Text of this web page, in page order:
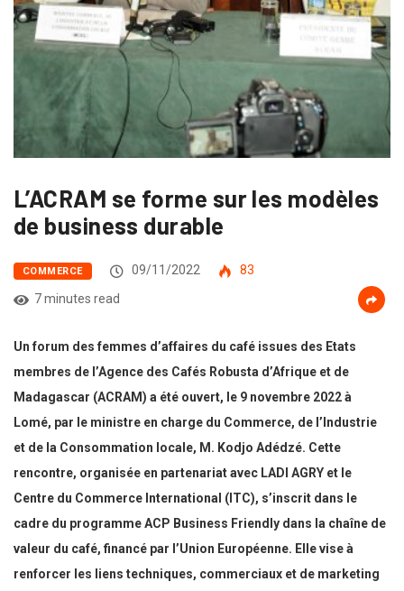
L’ACRAM se forme sur les modèles
de business durable
COMMERCE 09/11/2022
83
7 minutes read
Un forum des femmes d’affaires du café issues des Etats
membres de l’Agence des Cafés Robusta d’Afrique et de
Madagascar (ACRAM) a été ouvert, le 9 novembre 2022 à
Lomé, par le ministre en charge du Commerce, de l’Industrie
et de la Consommation locale, M. Kodjo Adédzé. Cette
rencontre, organisée en partenariat avec LADI AGRY et le
Centre du Commerce International (ITC), s’inscrit dans le
cadre du programme ACP Business Friendly dans la chaîne de
valeur du café, financé par l’Union Européenne. Elle vise à
renforcer les liens techniques, commerciaux et de marketing